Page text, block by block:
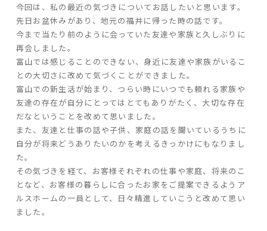
性能
- 高断熱性能
- 高耐震性能
- 高耐久性能
- 保証
家づくりの流れ
よくあるご質問
企業情報
採用情報
暮らしの器
今回は、私の最近の気づきについてお話したいと思います。
先日お盆休みがあり、地元の福井に帰った時の話です。
今まで当たり前のように会っていた友達や家族と久しぶりに
再会しました。
富山では感じることのできない、身近に友達や家族がいるこ
との大切さに改めて気づくことができました。
富山での新生活が始まり、つらい時にいつでも頼れる家族や
友達の存在が自分にとってはとてもありがたく、大切な存在
だなということを改めて思いました。
また、友達と仕事の話や子供、家庭の話を聞いているうちに
自分が将来どうありたいのかを考えるきっかけにもなりまし
た。
その気づきを経て、 お客様それぞれの仕事や家庭、将来のこ
となど、お客様の暮らしに合ったお家をご提案できるよう ア
ルスホームの一員として、日々精進していこうと改めて思い
ました。